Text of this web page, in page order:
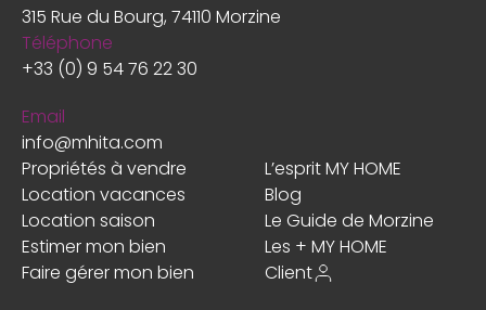
Propriétés à vendre
L’esprit MY HOME
Location vacances
Blog
Location saison
Le Guide de Morzine
Estimer mon bien
Les + MY HOME
Faire gérer mon bien
Client
315 Rue du Bourg, 74110 Morzine
Téléphone
+33 (0) 9 54 76 22 30
Email
info@mhita.com